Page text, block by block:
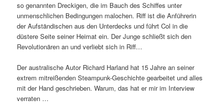
so genannten Dreckigen, die im Bauch des Schiffes unter
unmenschlichen Bedingungen malochen. Riff ist die Anführerin
der Aufständischen aus den Unterdecks und führt Col in die
düstere Seite seiner Heimat ein. Der Junge schließt sich den
Revolutionären an und verliebt sich in Riff…
Der australische Autor Richard Harland hat 15 Jahre an seiner
extrem mitreißenden Steampunk-Geschichte gearbeitet und alles
mit der Hand geschrieben. Warum, das hat er mir im Interview
verraten …